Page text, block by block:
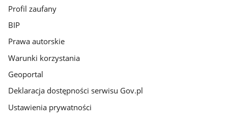
Profil zaufany
BIP
Prawa autorskie
Warunki korzystania
Geoportal
Deklaracja dostępności serwisu Gov.pl
Ustawienia prywatności